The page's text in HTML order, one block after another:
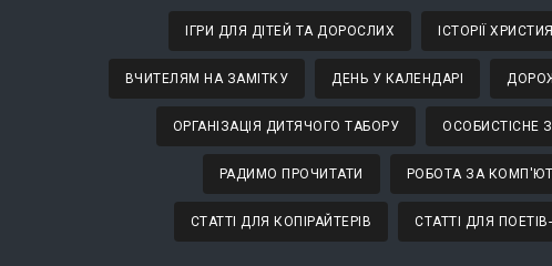
ІГРИ ДЛЯ ДІТЕЙ ТА ДОРОСЛИХ ІСТОРІЇ
ВЧИТЕЛЯМ НА ЗАМІТКУ ДЕНЬ У КАЛЕНДАРІ
ОРГАНІЗАЦІЯ ДИТЯЧОГО ТАБОРУ ОСОБИСТІСНЕ
РАДИМО ПРОЧИТАТИ РОБОТА ЗА
СТАТТІ ДЛЯ КОПІРАЙТЕРІВ СТАТТІ ДЛЯ